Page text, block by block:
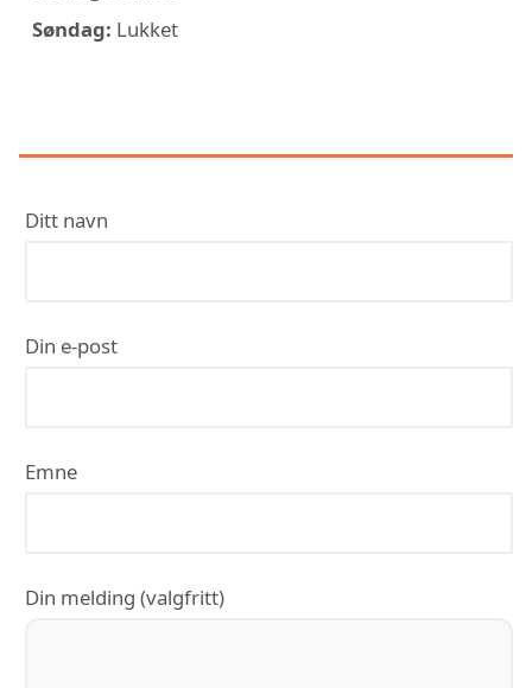
Søndag: Lukket
Ditt navn
Din e-post
Emne
Din melding (valgfritt)